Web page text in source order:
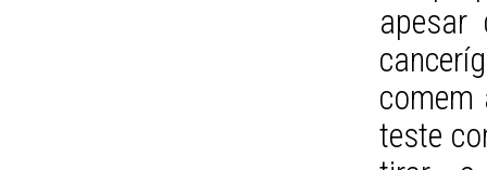
apesar
comem
teste